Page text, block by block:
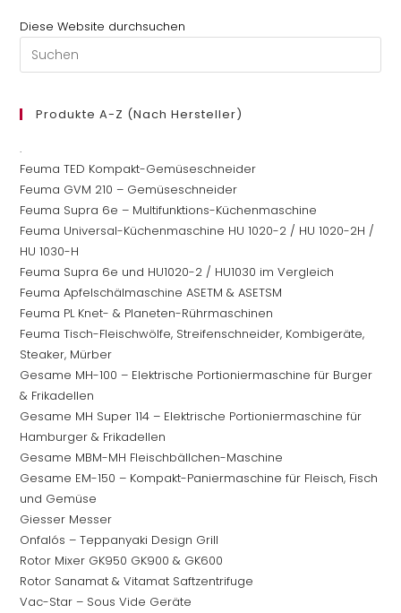
Diese Website durchsuchen
Produkte A-Z (nach Hersteller)
.
Feuma TED Kompakt-Gemüseschneider
Feuma GVM 210 – Gemüseschneider
Feuma Supra 6e – Multifunktions-Küchenmaschine
Feuma Universal-Küchenmaschine HU 1020-2 / HU 1020-2H /
HU 1030-H
Feuma Supra 6e und HU1020-2 / HU1030 im Vergleich
Feuma Apfelschälmaschine ASETM & ASETSM
Feuma PL Knet- & Planeten-Rührmaschinen
Feuma Tisch-Fleischwölfe, Streifenschneider, Kombigeräte,
Steaker, Mürber
Gesame MH-100 – Elektrische Portioniermaschine für Burger
& Frikadellen
Gesame MH Super 114 – Elektrische Portioniermaschine für
Hamburger & Frikadellen
Gesame MBM-MH Fleischbällchen-Maschine
Gesame EM-150 – Kompakt-Paniermaschine für Fleisch, Fisch
und Gemüse
Giesser Messer
Onfalós – Teppanyaki Design Grill
Rotor Mixer GK950 GK900 & GK600
Rotor Sanamat & Vitamat Saftzentrifuge
Vac-Star – Sous Vide Geräte